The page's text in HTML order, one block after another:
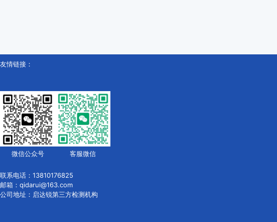
友情链接：
微信公众号 客服微信
联系电话：13810176825
邮箱：qidarui@163.com
公司地址：启达锐第三方检测机构